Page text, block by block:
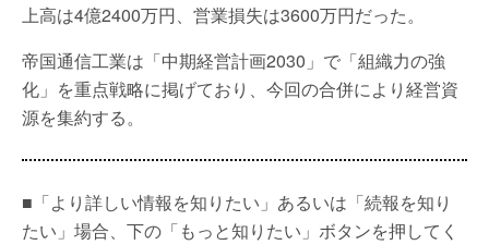
上高は4億2400万円、営業損失は3600万円だった。
帝国通信工業は「中期経営計画2030」で「組織力の強
化」を重点戦略に掲げており、今回の合併により経営資
源を集約する。
■「より詳しい情報を知りたい」あるいは「続報を知り
たい」場合、下の「もっと知りたい」ボタンを押してく